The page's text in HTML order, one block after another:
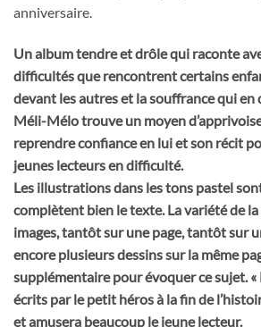
anniversaire.
Un album tendre et drôle qui raconte
difficultés que rencontrent certains
devant les autres et la souffrance qui en
Méli-Mélo trouve un moyen
reprendre confiance en lui et son récit
jeunes lecteurs en difficulté.
Les illustrations dans les tons pastel
complètent bien le texte. La variété de la
images, tantôt sur une page, tantôt sur
encore plusieurs dessins sur la même
supplémentaire pour évoquer ce sujet. «
écrits par le petit héros à la fin de
et amusera beaucoup le jeune lecteur.